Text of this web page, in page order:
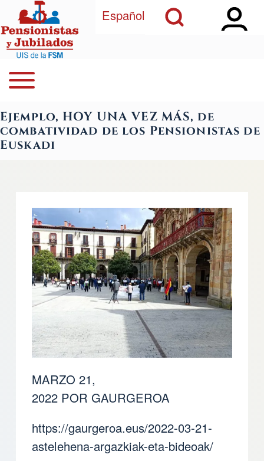
Pasar al contenido principal
Close Search Block
Open Sidebar
Open Search Block
Español
Navegación principal
Open or Close horizontal Main Menu
Ejemplo, HOY UNA VEZ MÁS, de
combatividad de los Pensionistas de
Euskadi
MARZO 21,
2022 POR GAURGEROA
https://gaurgeroa.eus/2022-03-21-
astelehena-argazkiak-eta-bideoak/